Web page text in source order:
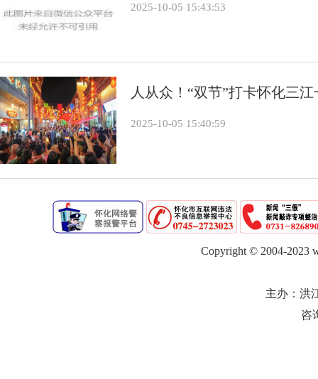
2025-10-05 15:43:53
人从众！“双节”打卡怀化三
2025-10-05 15:40:59
Copyright © 2004-2023
主办：洪
咨